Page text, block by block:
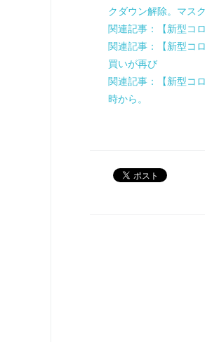
クダウン解除。マス
関連記事：【新型コ
関連記事：【新型コ
買いが再び
関連記事：【新型コ
時から。